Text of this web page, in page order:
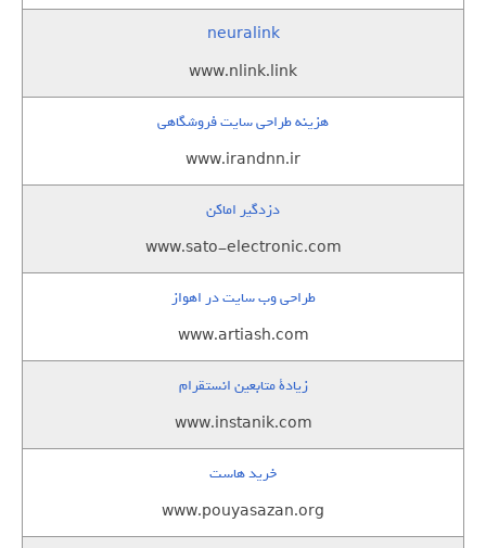
neuralink
www.nlink.link
هزینه طراحی سایت فروشگاهی
www.irandnn.ir
دزدگیر اماکن
www.sato-electronic.com
طراحی وب سایت در اهواز
www.artiash.com
زيادة متابعين انستقرام
www.instanik.com
خرید هاست
www.pouyasazan.org